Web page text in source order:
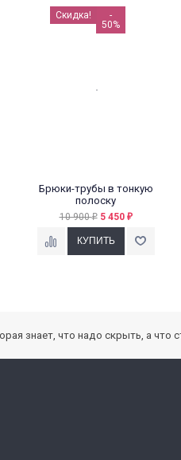
-
50%
Скидка!
Брюки-трубы в тонкую
полоску
10 900₽ 5 450 ₽
знает, что надо скрыть, а